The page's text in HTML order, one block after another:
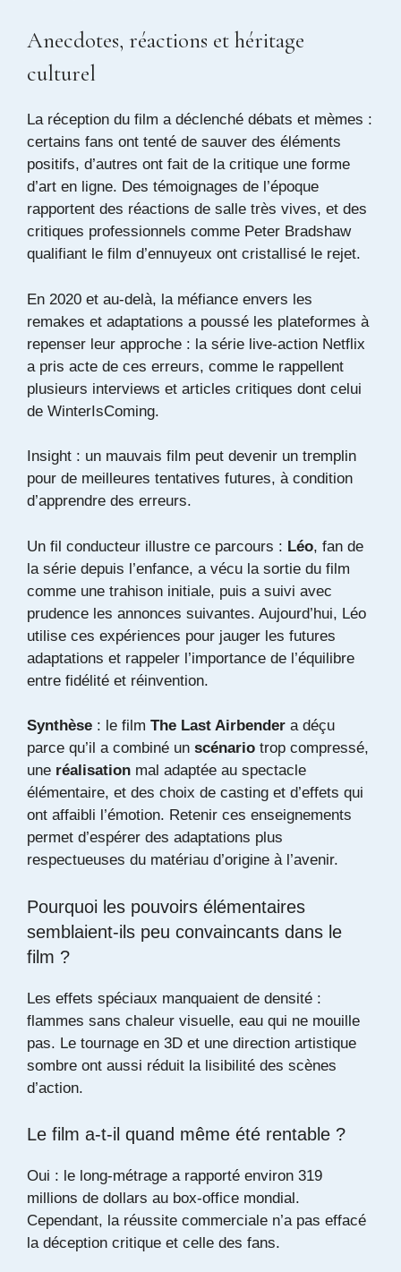
Anecdotes, réactions et héritage
culturel
La réception du film a déclenché débats et mèmes :
certains fans ont tenté de sauver des éléments
positifs, d’autres ont fait de la critique une forme
d’art en ligne. Des témoignages de l’époque
rapportent des réactions de salle très vives, et des
critiques professionnels comme Peter Bradshaw
qualifiant le film d’ennuyeux ont cristallisé le rejet.
En 2020 et au-delà, la méfiance envers les
remakes et adaptations a poussé les plateformes à
repenser leur approche : la série live-action Netflix
a pris acte de ces erreurs, comme le rappellent
plusieurs interviews et articles critiques dont celui
de WinterIsComing.
Insight : un mauvais film peut devenir un tremplin
pour de meilleures tentatives futures, à condition
d’apprendre des erreurs.
Un fil conducteur illustre ce parcours : Léo, fan de
la série depuis l’enfance, a vécu la sortie du film
comme une trahison initiale, puis a suivi avec
prudence les annonces suivantes. Aujourd’hui, Léo
utilise ces expériences pour jauger les futures
adaptations et rappeler l’importance de l’équilibre
entre fidélité et réinvention.
Synthèse : le film The Last Airbender a déçu
parce qu’il a combiné un scénario trop compressé,
une réalisation mal adaptée au spectacle
élémentaire, et des choix de casting et d’effets qui
ont affaibli l’émotion. Retenir ces enseignements
permet d’espérer des adaptations plus
respectueuses du matériau d’origine à l’avenir.
Pourquoi les pouvoirs élémentaires
semblaient-ils peu convaincants dans le
film ?
Les effets spéciaux manquaient de densité :
flammes sans chaleur visuelle, eau qui ne mouille
pas. Le tournage en 3D et une direction artistique
sombre ont aussi réduit la lisibilité des scènes
d’action.
Le film a-t-il quand même été rentable ?
Oui : le long-métrage a rapporté environ 319
millions de dollars au box-office mondial.
Cependant, la réussite commerciale n’a pas effacé
la déception critique et celle des fans.